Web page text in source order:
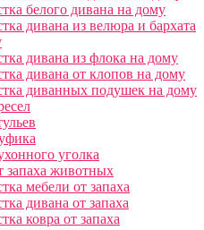
белого дивана на дому
дивана из велюра и бархата
дивана из флока на дому
дивана от клопов на дому
диванных подушек на дому
уголка
запаха животных
мебели от запаха
дивана от запаха
ковра от запаха